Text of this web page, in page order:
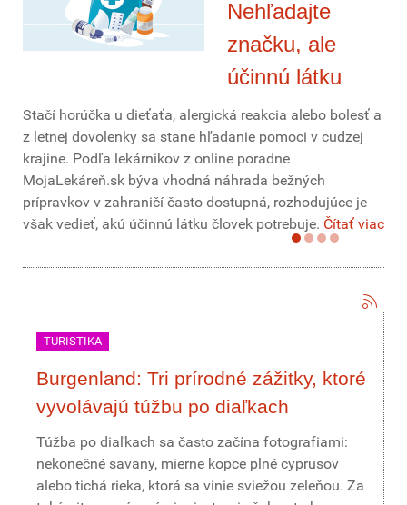
Nehľadajte
značku, ale
účinnú látku
Stačí horúčka u dieťaťa, alergická reakcia alebo bolesť a
z letnej dovolenky sa stane hľadanie pomoci v cudzej
krajine. Podľa lekárnikov z online poradne
MojaLekáreň.sk býva vhodná náhrada bežných
prípravkov v zahraničí často dostupná, rozhodujúce je
však vedieť, akú účinnú látku človek potrebuje. Čítať viac
TURISTIKA
Burgenland: Tri prírodné zážitky, ktoré
vyvolávajú túžbu po diaľkach
Túžba po diaľkach sa často začína fotografiami:
nekonečné savany, mierne kopce plné cyprusov
alebo tichá rieka, ktorá sa vinie sviežou zeleňou. Za